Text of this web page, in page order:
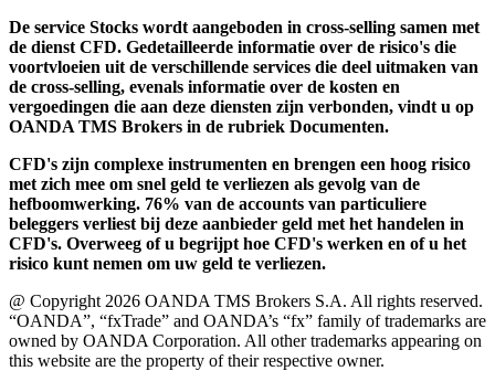
De service Stocks wordt aangeboden in cross-selling samen met
de dienst CFD. Gedetailleerde informatie over de risico's die
voortvloeien uit de verschillende services die deel uitmaken van
de cross-selling, evenals informatie over de kosten en
vergoedingen die aan deze diensten zijn verbonden, vindt u op
OANDA TMS Brokers in de rubriek Documenten.
CFD's zijn complexe instrumenten en brengen een hoog risico
met zich mee om snel geld te verliezen als gevolg van de
hefboomwerking. 76% van de accounts van particuliere
beleggers verliest bij deze aanbieder geld met het handelen in
CFD's. Overweeg of u begrijpt hoe CFD's werken en of u het
risico kunt nemen om uw geld te verliezen.
@ Copyright 2026 OANDA TMS Brokers S.A. All rights reserved.
“OANDA”, “fxTrade” and OANDA’s “fx” family of trademarks are
owned by OANDA Corporation. All other trademarks appearing on
this website are the property of their respective owner.